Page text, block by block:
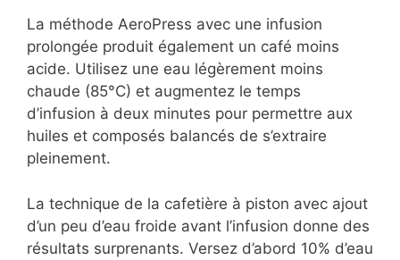
La méthode AeroPress avec une infusion
prolongée produit également un café moins
acide. Utilisez une eau légèrement moins
chaude (85°C) et augmentez le temps
d’infusion à deux minutes pour permettre aux
huiles et composés balancés de s’extraire
pleinement.
La technique de la cafetière à piston avec ajout
d’un peu d’eau froide avant l’infusion donne des
résultats surprenants. Versez d’abord 10% d’eau